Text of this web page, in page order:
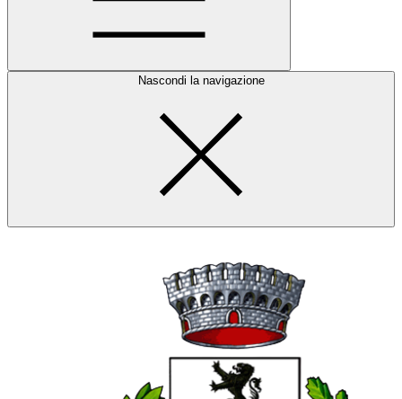
Nascondi la navigazione